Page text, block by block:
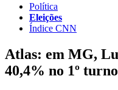
Política
Eleições
Índice CNN
Atlas: em MG,
40,4% no 1º turno